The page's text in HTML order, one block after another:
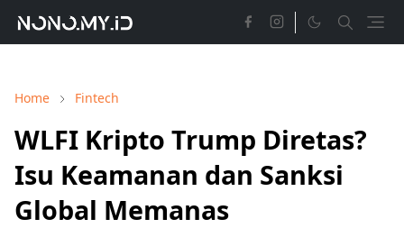
Home Fintech
WLFI Kripto Trump Diretas?
Isu Keamanan dan Sanksi
Global Memanas